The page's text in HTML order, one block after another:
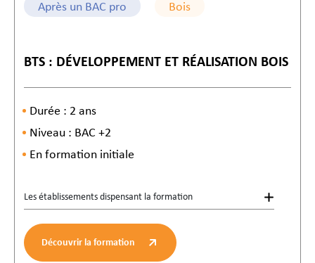
Après un BAC pro Bois
BTS : DÉVELOPPEMENT ET RÉALISATION BOIS
Durée : 2 ans
Niveau : BAC +2
En formation initiale
Les établissements dispensant la formation
Découvrir la formation